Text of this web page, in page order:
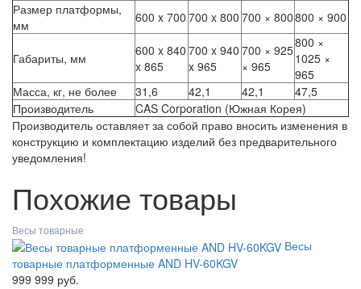
Размер платформы,
мм
600 x 700 700 x 800 700 × 800800 × 900
Габариты, мм
600 x 840
x 865
700 x 940
x 965
700 × 925
× 965
800 ×
1025 ×
965
Масса, кг, не более
31,6 42,1 42,1
47,5
Производитель
CAS Corporation (Южная Корея)
Производитель оставляет за собой право вносить изменения в
конструкцию и комплектацию изделий без предварительного
уведомления!
Похожие товары
Весы товарные
Весы
товарные платформенные AND HV-60KGV
999 999 руб.